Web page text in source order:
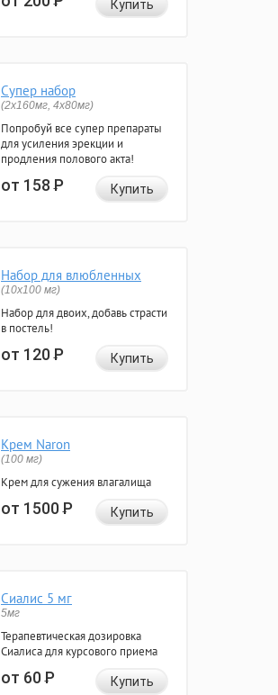
Купить
Супер набор
(2х160мг, 4х80мг)
Попробуй все супер препараты
для усиления эрекции и
продления полового акта!
от 158Р Купить
Набор для влюбленных
(10х100 мг)
Набор для двоих, добавь страсти
в постель!
от 120Р Купить
Крем Naron
(100 мг)
Крем для сужения влагалища
от 1500Р Купить
Сиалис 5 мг
5мг
Терапевтическая дозировка
Сиалиса для курсового приема
от 60Р Купить